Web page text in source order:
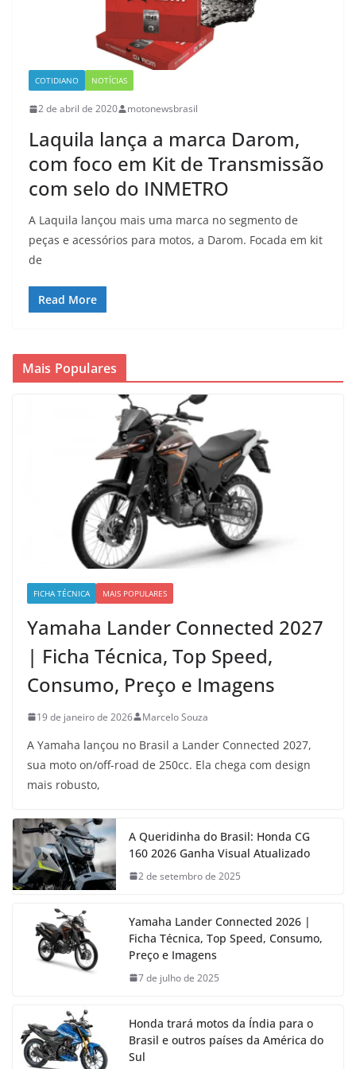
COTIDIANO NOTÍCIAS
2 de abril de 2020 motonewsbrasil
Laquila lança a marca Darom,
com foco em Kit de Transmissão
com selo do INMETRO
A Laquila lançou mais uma marca no segmento de
peças e acessórios para motos, a Darom. Focada em kit
de
Read More
Mais Populares
FICHA TÉCNICA MAIS POPULARES
Yamaha Lander Connected 2027
| Ficha Técnica, Top Speed,
Consumo, Preço e Imagens
19 de janeiro de 2026 Marcelo Souza
A Yamaha lançou no Brasil a Lander Connected 2027,
sua moto on/off-road de 250cc. Ela chega com design
mais robusto,
A Queridinha do Brasil: Honda CG
160 2026 Ganha Visual Atualizado
2 de setembro de 2025
Yamaha Lander Connected 2026 |
Ficha Técnica, Top Speed, Consumo,
Preço e Imagens
7 de julho de 2025
Honda trará motos da Índia para o
Brasil e outros países da América do
Sul